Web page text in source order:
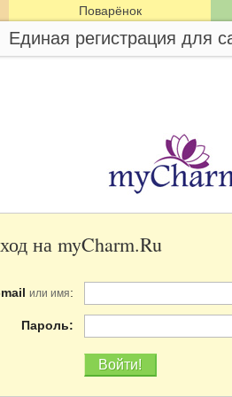
Поварёнок
Единая регистрация для
на myCharm.Ru
или имя:
Пароль: